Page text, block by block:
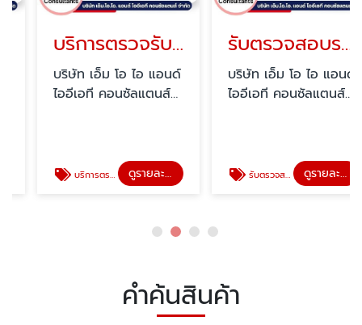
บริการตรวจรับรองหม้อไอน้ำ (BOILER)
บริษัท เอ็ม โอ ไอ แอนด์
ไออีเอที คอนซัลแตนส์
บริการตรวจรับรองหม้อไอน้ำ (BOILER) ดูรายละเอียด
รับตรวจสอบระบบความปลอดภัยโรงงาน
บริษัท เอ็ม โอ ไอ แอนด์
ไออีเอที คอนซัลแตนส์
รับตรวจสอบระบบความปลอดภัยโรงงาน ดูรายละเอียด
คำค้นสินค้า